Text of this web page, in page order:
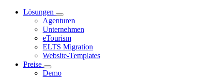
Lösungen
Agenturen
Unternehmen
eTourism
ELTS Migration
Website-Templates
Preise
Demo